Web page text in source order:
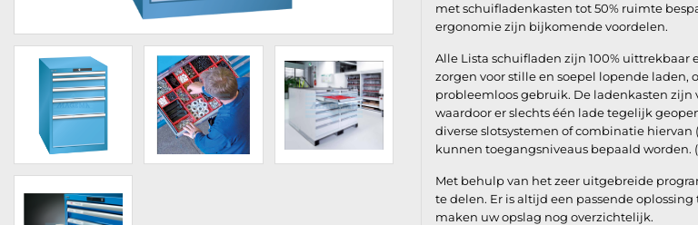
met schuifladenkasten tot 50% ruimte
ergonomie zijn bijkomende voordelen.
Alle Lista schuifladen zijn 100% uittrekbaar
zorgen voor stille en soepel lopende laden,
probleemloos gebruik. De ladenkasten
waardoor er slechts één lade tegelijk
diverse slotsystemen of combinatie
kunnen toegangsniveaus bepaald worden.
Met behulp van het zeer uitgebreide
te delen. Er is altijd een passende
maken uw opslag nog overzichtelijk.